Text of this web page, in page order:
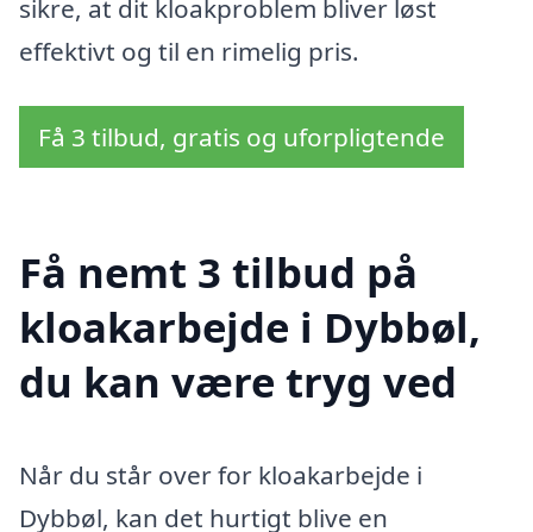
sikre, at dit kloakproblem bliver løst
effektivt og til en rimelig pris.
Få 3 tilbud, gratis og uforpligtende
Få nemt 3 tilbud på
kloakarbejde i Dybbøl,
du kan være tryg ved
Når du står over for kloakarbejde i
Dybbøl, kan det hurtigt blive en